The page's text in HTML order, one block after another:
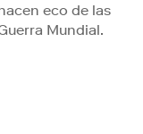
eco de las
Mundial.